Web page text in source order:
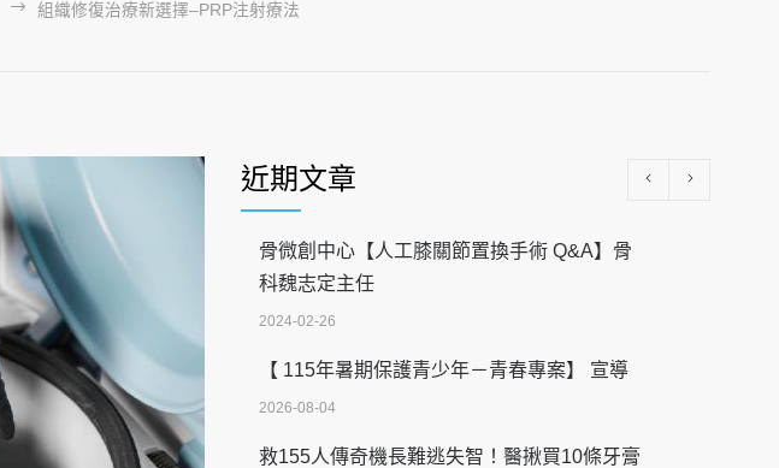
組織修復治療新選擇–PRP注射療法
近期文章
骨微創中心【人工膝關節置換手術 Q&A】骨
科魏志定主任
2024-02-26
【 115年暑期保護青少年－青春專案】 宣導
2026-08-04
救155人傳奇機長難逃失智！醫揪買10條牙膏